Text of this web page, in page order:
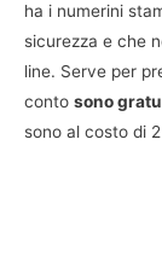
ha i numerini
sicurezza e che
line. Serve per
conto sono
sono al costo di